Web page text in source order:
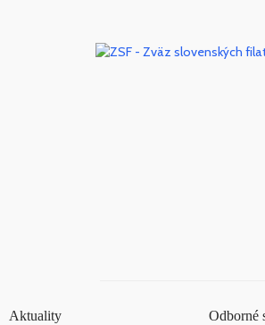
Aktuality Odborné